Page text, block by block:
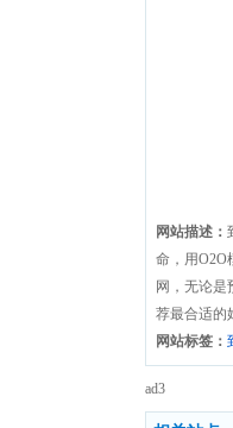
网站描述：
命，用O2O
网，无论
荐最合适的
网站标签：
ad3